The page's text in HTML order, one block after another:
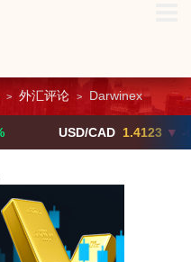
> 外汇评论 > Darwinex
USD/CAD 1.4123 ▼ -0.01%